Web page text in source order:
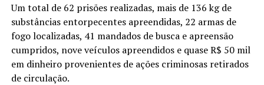
Um total de 62 prisões realizadas, mais de 136 kg de
substâncias entorpecentes apreendidas, 22 armas de
fogo localizadas, 41 mandados de busca e apreensão
cumpridos, nove veículos apreendidos e quase R$ 50 mil
em dinheiro provenientes de ações criminosas retirados
de circulação.